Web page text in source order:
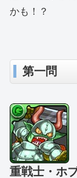
かも！？
第一問
重戦士・ホ